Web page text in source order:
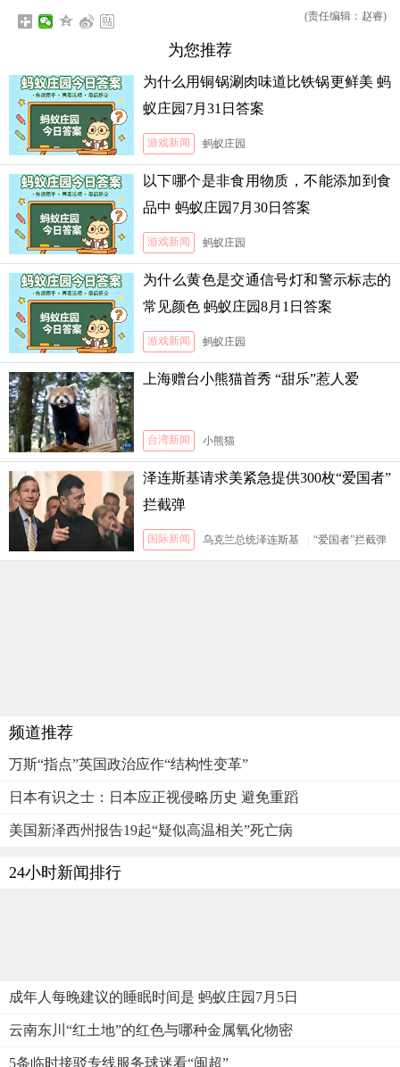
(责任编辑：赵睿)
为您推荐
为什么用铜锅涮肉味道比铁锅更鲜美 蚂
蚁庄园7月31日答案
游戏新闻 蚂蚁庄园
以下哪个是非食用物质，不能添加到食
品中 蚂蚁庄园7月30日答案
游戏新闻 蚂蚁庄园
为什么黄色是交通信号灯和警示标志的
常见颜色 蚂蚁庄园8月1日答案
游戏新闻 蚂蚁庄园
上海赠台小熊猫首秀 “甜乐”惹人爱
台湾新闻 小熊猫
泽连斯基请求美紧急提供300枚“爱国者”
拦截弹
国际新闻 乌克兰总统泽连斯基 “爱国者”拦截弹
频道推荐
万斯“指点”英国政治应作“结构性变革”
日本有识之士：日本应正视侵略历史 避免重蹈
美国新泽西州报告19起“疑似高温相关”死亡病
24小时新闻排行
成年人每晚建议的睡眠时间是 蚂蚁庄园7月5日
云南东川“红土地”的红色与哪种金属氧化物密
5条临时接驳专线服务球迷看“闽超”